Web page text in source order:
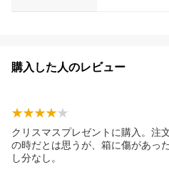
購入した人のレビュー
クリスマスプレゼントに購入。注
の時だとは思うが、箱に傷があっ
し分なし。